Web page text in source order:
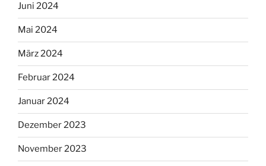
Juni 2024
Mai 2024
März 2024
Februar 2024
Januar 2024
Dezember 2023
November 2023